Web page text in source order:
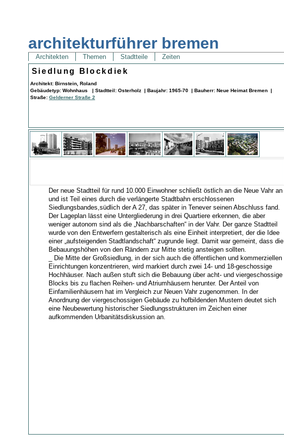
architekturführer bremen
Architekten Themen Stadtteile Zeiten
Siedlung Blockdiek
Architekt: Birnstein, Roland
Gebäudetyp: Wohnhaus | Stadtteil: Osterholz | Baujahr: 1965-70 | Bauherr: Neue Heimat Bremen |
Straße: Gelderner Straße 2
Der neue Stadtteil für rund 10.000 Einwohner schließt östlich an die Neue Vahr an
und ist Teil eines durch die verlängerte Stadtbahn erschlossenen
Siedlungsbandes,südlich der A 27, das später in Tenever seinen Abschluss fand.
Der Lageplan lässt eine Untergliederung in drei Quartiere erkennen, die aber
weniger autonom sind als die „Nachbarschaften“ in der Vahr. Der ganze Stadtteil
wurde von den Entwerfern gestalterisch als eine Einheit interpretiert, der die Idee
einer „aufsteigenden Stadtlandschaft“ zugrunde liegt. Damit war gemeint, dass die
Bebauungshöhen von den Rändern zur Mitte stetig ansteigen sollten.
_ Die Mitte der Großsiedlung, in der sich auch die öffentlichen und kommerziellen
Einrichtungen konzentrieren, wird markiert durch zwei 14- und 18-geschossige
Hochhäuser. Nach außen stuft sich die Bebauung über acht- und viergeschossige
Blocks bis zu flachen Reihen- und Atriumhäusern herunter. Der Anteil von
Einfamilienhäusern hat im Vergleich zur Neuen Vahr zugenommen. In der
Anordnung der viergeschossigen Gebäude zu hofbildenden Mustern deutet sich
eine Neubewertung historischer Siedlungsstrukturen im Zeichen einer
aufkommenden Urbanitätsdiskussion an.